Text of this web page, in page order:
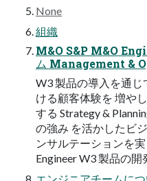
None
組織
M&O S&P M&O
ム Management &
W3 製品の導入を通じ
ける顧客体験を 増や
する Strategy &
の強み を活かしたビ
ンサルテーションを
Engineer W3 製品の